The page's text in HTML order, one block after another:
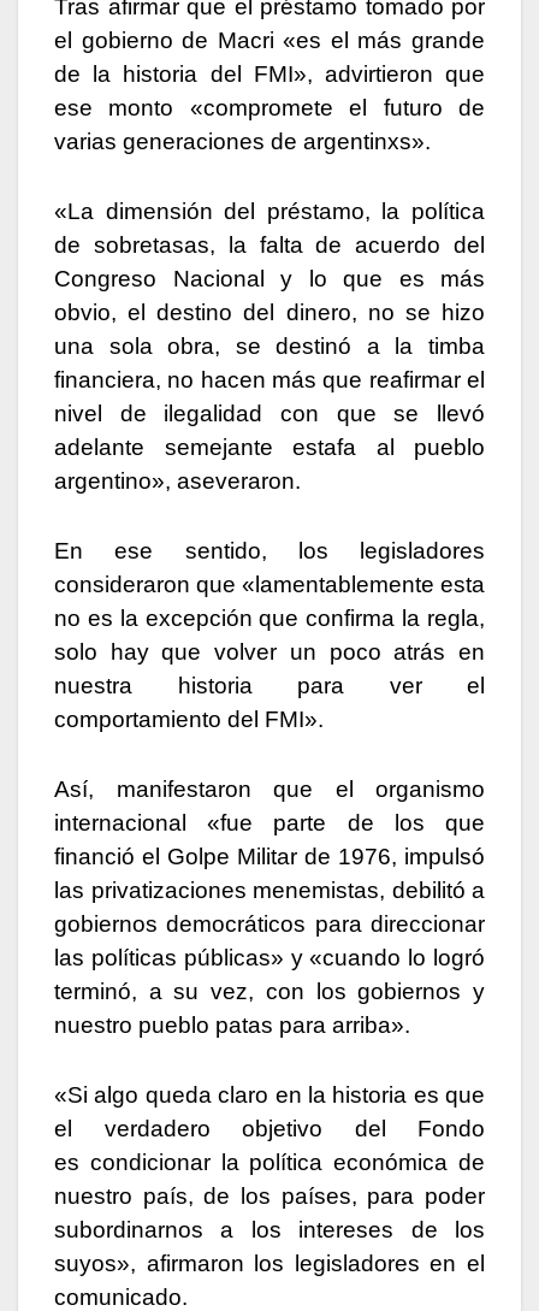
Tras afirmar que el préstamo tomado por
el gobierno de Macri «es el más grande
de la historia del FMI», advirtieron que
ese monto «compromete el futuro de
varias generaciones de argentinxs».
«La dimensión del préstamo, la política
de sobretasas, la falta de acuerdo del
Congreso Nacional y lo que es más
obvio, el destino del dinero, no se hizo
una sola obra, se destinó a la timba
financiera, no hacen más que reafirmar el
nivel de ilegalidad con que se llevó
adelante semejante estafa al pueblo
argentino», aseveraron.
En ese sentido, los legisladores
consideraron que «lamentablemente esta
no es la excepción que confirma la regla,
solo hay que volver un poco atrás en
nuestra historia para ver el
comportamiento del FMI».
Así, manifestaron que el organismo
internacional «fue parte de los que
financió el Golpe Militar de 1976, impulsó
las privatizaciones menemistas, debilitó a
gobiernos democráticos para direccionar
las políticas públicas» y «cuando lo logró
terminó, a su vez, con los gobiernos y
nuestro pueblo patas para arriba».
«Si algo queda claro en la historia es que
el verdadero objetivo del Fondo
es condicionar la política económica de
nuestro país, de los países, para poder
subordinarnos a los intereses de los
suyos», afirmaron los legisladores en el
comunicado.